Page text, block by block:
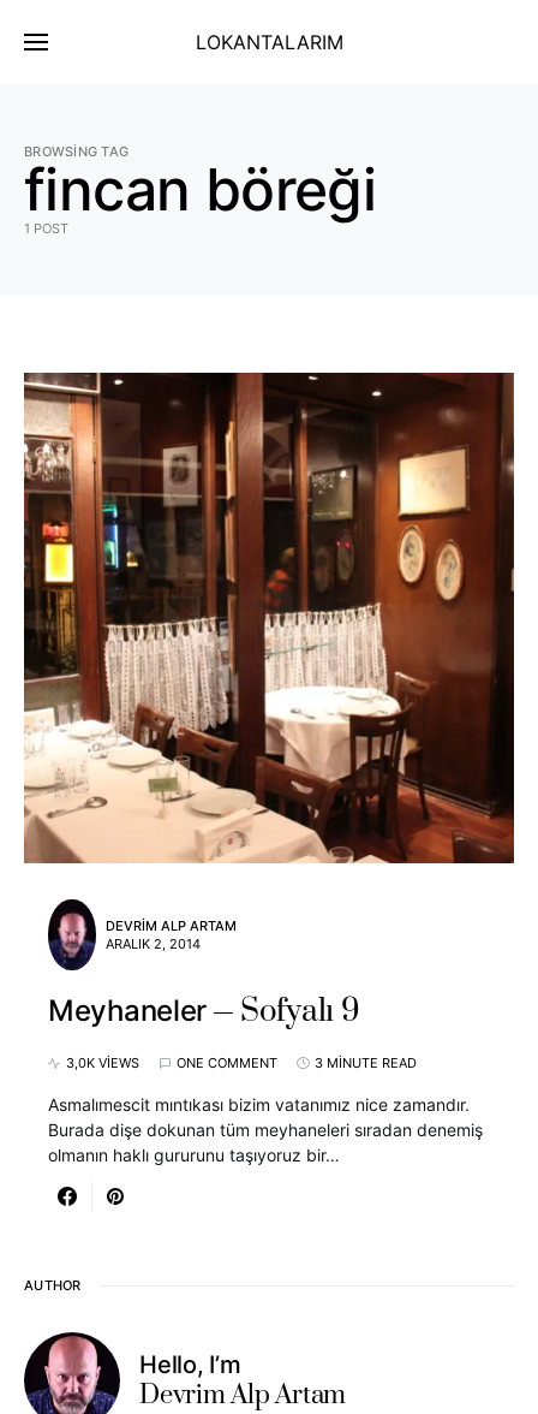
LOKANTALARIM
BROWSING TAG
fincan böreği
1 POST
DEVRIM ALP ARTAM
ARALIK 2, 2014
Meyhaneler Sofyalı 9
3,0K VIEWS ONE COMMENT 3 MINUTE READ
Asmalımescit mıntıkası bizim vatanımız nice zamandır.
Burada dişe dokunan tüm meyhaneleri sıradan denemiş
olmanın haklı gururunu taşıyoruz bir…
AUTHOR
Hello, I’m
Devrim Alp Artam